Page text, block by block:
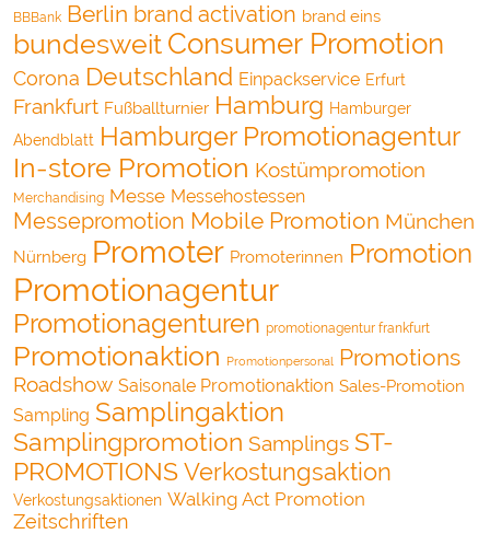
BBBank Berlin brand activation brand eins
bundesweit Consumer Promotion
Corona Deutschland Einpackservice Erfurt
Frankfurt Fußballturnier Hamburg Hamburger
Abendblatt Hamburger Promotionagentur
In-store Promotion Kostümpromotion
Merchandising Messe Messehostessen
Messepromotion Mobile Promotion München
Nürnberg Promoter Promoterinnen Promotion
Promotionagentur
Promotionagenturen promotionagentur frankfurt
Promotionaktion Promotionpersonal Promotions
Roadshow Saisonale Promotionaktion Sales-Promotion
Sampling Samplingaktion
Samplingpromotion Samplings ST-
PROMOTIONS Verkostungsaktion
Verkostungsaktionen Walking Act Promotion
Zeitschriften